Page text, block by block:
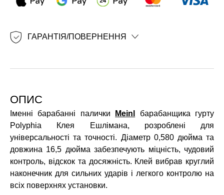
ГАРАНТІЯ/ПОВЕРНЕННЯ
ОПИС
Іменні барабанні палички Meinl
барабанщика гурту
Polyphia Клея Ешлімана, розроблені для
універсальності та точності. Діаметр 0,580 дюйма та
довжина 16,5 дюйма забезпечують міцність, чудовий
контроль, відскок та досяжність. Клей вибрав круглий
наконечник для сильних ударів і легкого контролю на
всіх поверхнях установки.